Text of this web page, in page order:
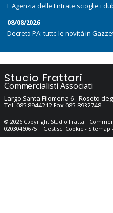
L'Agenzia delle Entrate scioglie i
08/08/2026
Decreto PA: tutte le novità in
Studio Frattari
Commercialisti Associati
Largo Santa Filomena 6 -Roseto
Tel.085.8944212Fax085.8932748
© 2026 Copyright Studio Frattari
02030460675 | Gestisci Cookie - Sitemap -